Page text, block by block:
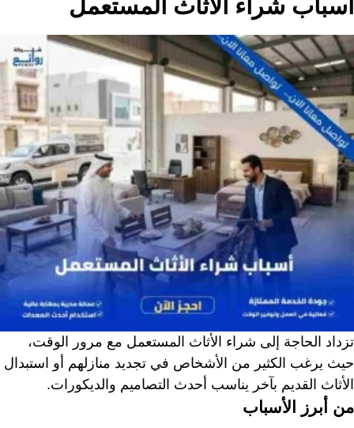
أسباب شراء الأثاث المستعمل
تزداد الحاجة إلى شراء الأثاث المستعمل مع مرور الوقت،
حيث يرغب الكثير من الأشخاص في تجديد منازلهم أو استبدال
الأثاث القديم بآخر يناسب أحدث التصاميم والديكورات.
من أبرز الأسباب